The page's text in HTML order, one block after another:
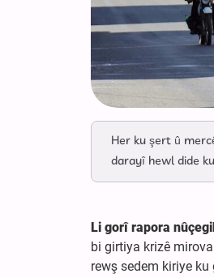
Her ku şert û
darayî hewl dide
Li gorî rapora
bi girtiya krizê
rewş sedem kiriye